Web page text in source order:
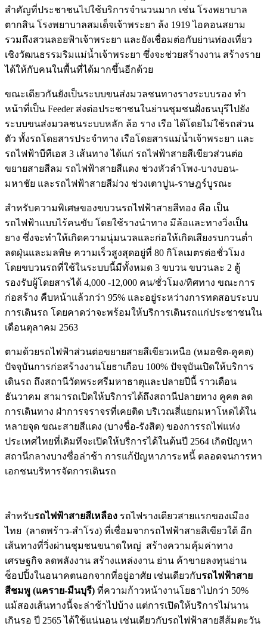
สำคัญที่ประชาชนไปใช้บริการจำนวนมาก เช่น โรงพยาบาล
ตากสิน โรงพยาบาลสมเด็จเจ้าพระยา ล้ง 1919 ไอคอนสยาม
รวมถึงสวนลอยฟ้าเจ้าพระยา และยังเชื่อมต่อกับย่านท่องเที่ยว
เชิงวัฒนธรรมริมแม่น้ำเจ้าพระยา ซึ่งจะช่วยสร้างงาน สร้างราย
ได้ให้กับคนในพื้นที่ได้มากขึ้นอีกด้วย
ขณะเดียวกันยังเป็นระบบขนส่งมวลชนทางรางระบบรอง ทำ
หน้าที่เป็น Feeder ส่งต่อประชาชนในย่านชุมชนฝั่งธนบุรีไปยัง
ระบบขนส่งมวลชนระบบหลัก ล้อ ราง เรือ ได้โดยไม่ใช้รถส่วน
ตัว ทั้งรถโดยสารประจำทาง เรือโดยสารแม่น้ำเจ้าพระยา และ
รถไฟฟ้าบีทีเอส 3 เส้นทาง ได้แก่ รถไฟฟ้าสายสีเขียวส่วนต่อ
ขยายสายสีลม รถไฟฟ้าสายสีแดง ช่วงหัวลำโพง-บางบอน-
มหาชัย และรถไฟฟ้าสายสีม่วง ช่วงเตาปูน-ราษฎร์บูรณะ
สำหรับความพิเศษของขบวนรถไฟฟ้าสายสีทอง คือ เป็น
รถไฟฟ้าแบบไร้คนขับ โดยใช้รางนำทาง มีล้อและทางวิ่งเป็น
ยาง ซึ่งจะทำให้เกิดความนุ่มนวลและก่อให้เกิดเสียงรบกวนต่ำ
ลดฝุ่นและมลพิษ ความเร็วสูงสุดอยู่ที่ 80 กิโลเมตรต่อชั่วโมง
โดยขบวนรถที่ใช้ในระบบนี้มีทั้งหมด 3 ขบวน ขบวนละ 2 ตู้
รองรับผู้โดยสารได้ 4,000 -12,000 คน/ชั่วโมง/ทิศทาง ขณะการ
ก่อสร้าง คืบหน้าแล้วกว่า 95% และอยู่ระหว่างการทดสอบระบบ
การเดินรถ โดยคาดว่าจะพร้อมให้บริการเดินรถแก่ประชาชนใน
เดือนตุลาคม 2563
ตามด้วยรถไฟฟ้าส่วนต่อขยายสายสีเขียวเหนือ (หมอชิต-คูคต)
ปัจจุบันการก่อสร้างงานโยธาเกือบ 100% ปัจจุบันเปิดให้บริการ
เดินรถ ถึงสถานีวัดพระศรีมหาธาตุและปลายปีนี้ ราวเดือน
ธันวาคม สามารถเปิดให้บริการได้ถึงสถานีปลายทาง คูคต ลด
การเดินทาง ฝ่าการจราจรที่เคยติด บริเวณสี่แยกมหาโหดได้ใน
หลายจุด ขณะสายสีแดง (บางชื่อ-รังสิต) ของการรถไฟแห่ง
ประเทศไทยที่เดิมทีจะเปิดให้บริการได้ในต้นปี 2564 เกิดปัญหา
สถานีกลางบางซื่อล่าช้า การแก้ปัญหาภาระหนี้ ตลอดจนการหา
เอกชนบริหารจัดการเดินรถ
สำหรับรถไฟฟ้าสายสีเหลือง รถไฟรางเดียวสายแรกของเมือง
ไทย (ลาดพร้าว-สำโรง) ที่เชื่อมจากรถไฟฟ้าสายสีเขียวใต้ อีก
เส้นทางที่วิ่งผ่านชุมชนขนาดใหญ่ สร้างความคุ้มค่าทาง
เศรษฐกิจ ลดพลังงาน สร้างแหล่งงาน ย่าน ค้าขายลงทุนย่าน
ช็อปปิ้งในอนาคตนอกจากที่อยู่อาศัย เช่นเดียวกับรถไฟฟ้าสาย
สีชมพู (แคราย-มีนบุรี) ที่ความก้าวหน้างานโยธาไปกว่า 50%
แม้สองเส้นทางนี้จะล่าช้าไปบ้าง แต่การเปิดให้บริการไม่นาน
เกินรอ ปี 2565 ได้ใช้แน่นอน เช่นเดียวกับรถไฟฟ้าสายสีส้มตะวัน